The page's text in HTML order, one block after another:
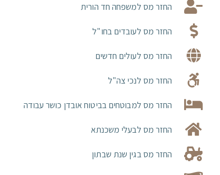
החזר מס למשפחה חד הורית
החזר מס לעובדים בחו"ל
החזר מס לעולים חדשים
החזר מס לנכי צה"ל
החזר מס למבוטחים בביטוח אובדן כושר עבודה
החזר מס לבעלי משכנתא
החזר מס בגין שנת שבתון